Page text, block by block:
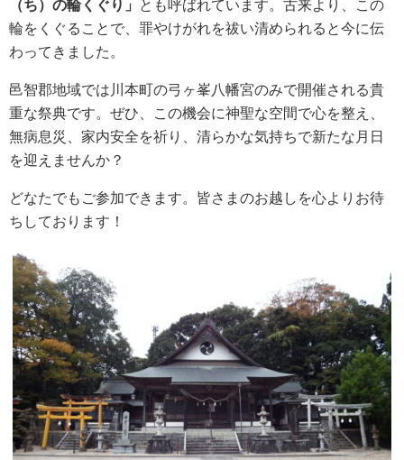
（ち）の輪くぐり」
とも呼ばれています。古来より、この
輪をくぐることで、罪やけがれを祓い清められると今に伝
わってきました。
邑智郡地域では川本町の弓ヶ峯八幡宮のみで開催される貴
重な祭典です。ぜひ、この機会に神聖な空間で心を整え、
無病息災、家内安全を祈り、清らかな気持ちで新たな月日
を迎えませんか？
どなたでもご参加できます。皆さまのお越しを心よりお待
ちしております！